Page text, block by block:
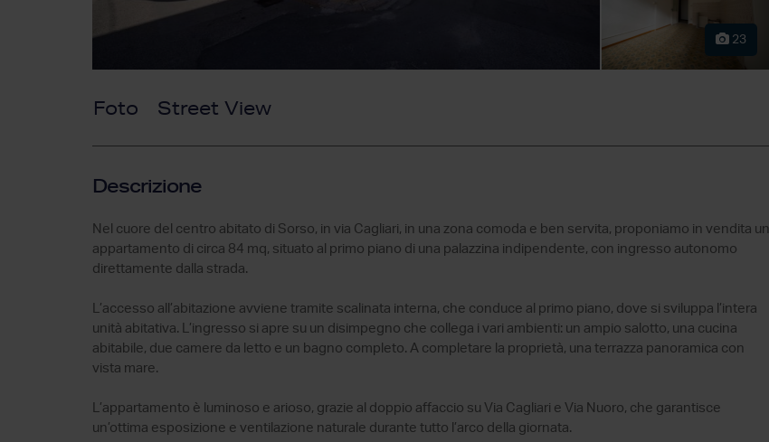
23
Foto Street View
Descrizione
Nel cuore del centro abitato di Sorso, in via Cagliari, in una zona comoda e ben servita, proponiamo in vendita un
appartamento di circa 84 mq, situato al primo piano di una palazzina indipendente, con ingresso autonomo
direttamente dalla strada.
L’accesso all’abitazione avviene tramite scalinata interna, che conduce al primo piano, dove si sviluppa l’intera
unità abitativa. L’ingresso si apre su un disimpegno che collega i vari ambienti: un ampio salotto, una cucina
abitabile, due camere da letto e un bagno completo. A completare la proprietà, una terrazza panoramica con
vista mare.
L’appartamento è luminoso e arioso, grazie al doppio affaccio su Via Cagliari e Via Nuoro, che garantisce
un’ottima esposizione e ventilazione naturale durante tutto l’arco della giornata.